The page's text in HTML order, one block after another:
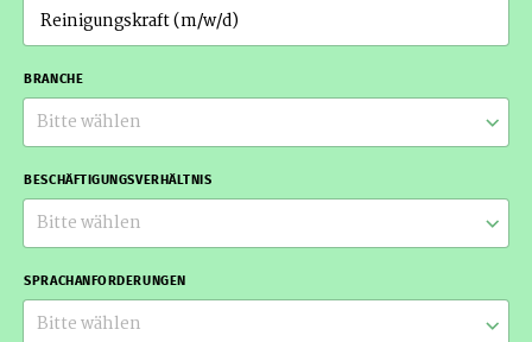
BRANCHE
Bitte wählen
BESCHÄFTIGUNGSVERHÄLTNIS
Bitte wählen
SPRACHANFORDERUNGEN
Bitte wählen